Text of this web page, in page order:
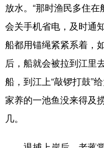
放水。“那时渔民多住
会关手机省电，及时通
船都用锚绳紧紧系着，
后，船就会被拉到江里
船，到江上“敲锣打鼓”
家养的一池鱼没来得及
几。